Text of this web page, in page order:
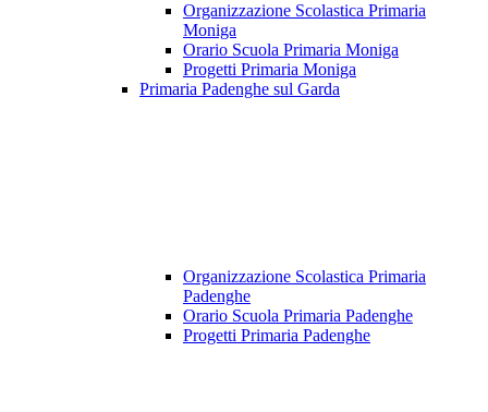
Organizzazione Scolastica Primaria
Moniga
Orario Scuola Primaria Moniga
Progetti Primaria Moniga
Primaria Padenghe sul Garda
Organizzazione Scolastica Primaria
Padenghe
Orario Scuola Primaria Padenghe
Progetti Primaria Padenghe